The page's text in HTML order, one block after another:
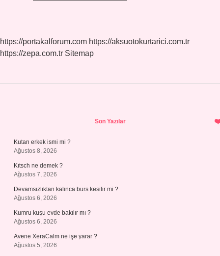
https://portakalforum.com https://aksuotokurtarici.com.tr
https://zepa.com.tr Sitemap
Son Yazılar
Kutan erkek ismi mi ?
Ağustos 8, 2026
Kıtsch ne demek ?
Ağustos 7, 2026
Devamsızlıktan kalınca burs kesilir mi ?
Ağustos 6, 2026
Kumru kuşu evde bakılır mı ?
Ağustos 6, 2026
Avene XeraCalm ne işe yarar ?
Ağustos 5, 2026